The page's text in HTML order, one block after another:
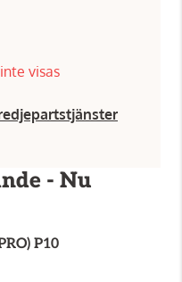
visas
- Nu
P10